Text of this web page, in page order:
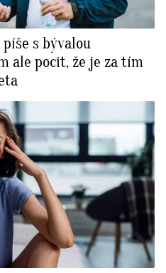
s bývalou
ale pocit, že je za tím